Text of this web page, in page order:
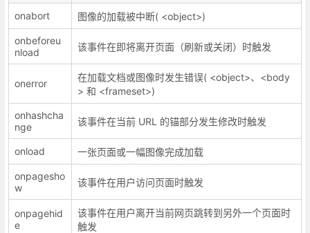
onabort 图像的加载被中断( <object>)
onbeforeu
nload
该事件在即将离开页面（刷新或关闭）时触发
onerror
在加载文档或图像时发生错误( <object>、<body
> 和 <frameset>)
onhashcha
nge
该事件在当前 URL 的锚部分发生修改时触发
onload 一张页面或一幅图像完成加载
onpagesho
w
该事件在用户访问页面时触发
onpagehid
e
该事件在用户离开当前网页跳转到另外一个页面时
触发